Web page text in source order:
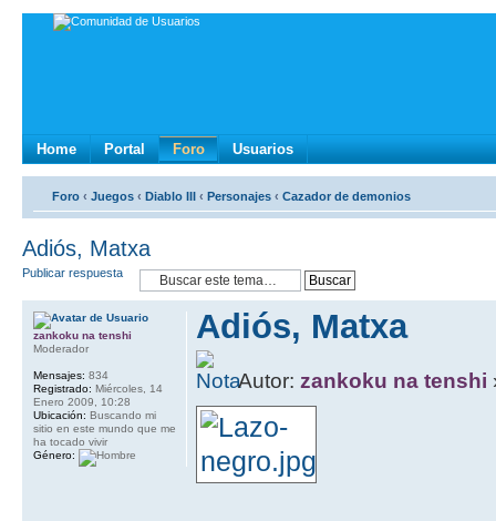
Home Portal Foro Usuarios
Foro ‹ Juegos ‹ Diablo III ‹ Personajes ‹ Cazador de demonios
Adiós, Matxa
Publicar respuesta
Adiós, Matxa
Autor:zankoku na tenshi
zankoku na tenshi
Moderador
Mensajes: 834
Registrado: Miércoles, 14
Enero 2009, 10:28
Ubicación: Buscando mi
sitio en este mundo que me
ha tocado vivir
Género: